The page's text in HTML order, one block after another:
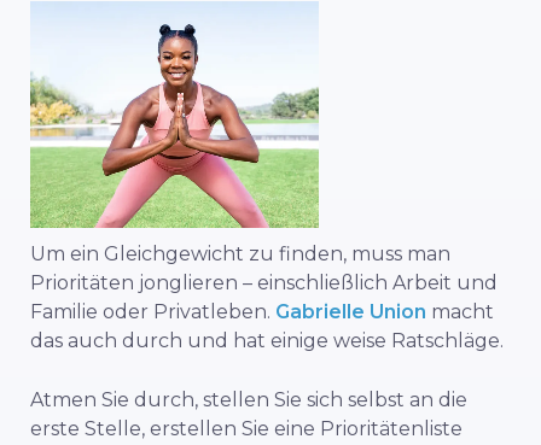
Um ein Gleichgewicht zu finden, muss man
Prioritäten jonglieren – einschließlich Arbeit und
Familie oder Privatleben. Gabrielle Union macht
das auch durch und hat einige weise Ratschläge.
Atmen Sie durch, stellen Sie sich selbst an die
erste Stelle, erstellen Sie eine Prioritätenliste